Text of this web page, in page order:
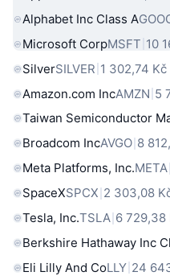
Alphabet Inc Class A
Microsoft CorpMSFT 10
SilverSILVER 1 302,74 Kč
Amazon.com IncAMZN 5
Taiwan Semiconductor
Broadcom IncAVGO 8
Meta Platforms, Inc.META
SpaceXSPCX 2 303,08
Tesla, Inc.TSLA 6 729,38
Berkshire Hathaway Inc
Eli Lilly And CoLLY 24